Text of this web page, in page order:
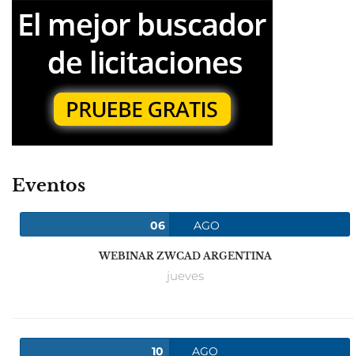
Eventos
06 AGO
WEBINAR ZWCAD ARGENTINA
jueves
10 AGO